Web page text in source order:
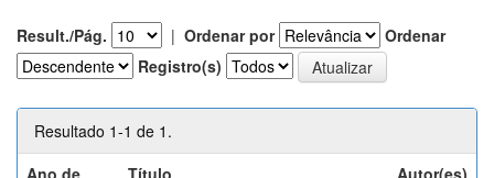
Result./Pág. | Ordenar por
Ordenar
Registro(s)
Resultado 1-1 de 1.
Ano de
Título Autor(es)